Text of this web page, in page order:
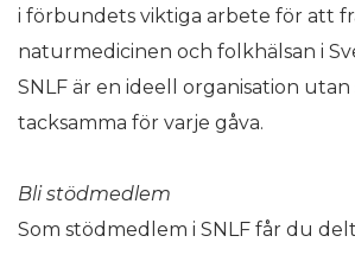
i förbundets viktiga arbete för att
naturmedicinen och folkhälsan i
SNLF är en ideell organisation utan
tacksamma för varje gåva.
Bli stödmedlem
Som stödmedlem i SNLF får du